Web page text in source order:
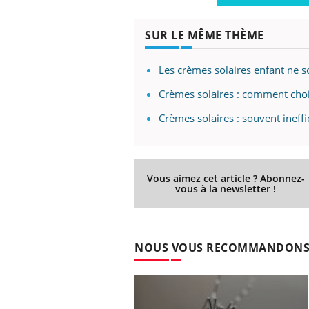
SUR LE MÊME THÈME
Les crèmes solaires enfant ne
Crèmes solaires : comment
Crèmes solaires : souvent
Vous aimez cet article ? Abonnez-
vous à la newsletter !
NOUS VOUS RECOMMANDONS
Insuline & Charge mentale : et si on
osait en parler??Youtube
reste entourée d'idées reçues chez les